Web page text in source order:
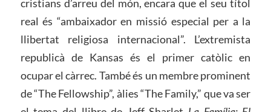
cristians d’arreu del món, encara que el seu títol
real és “ambaixador en missió especial per a la
llibertat religiosa internacional”. L’extremista
republicà de Kansas és el primer catòlic en
ocupar el càrrec. També és un membre prominent
de “The Fellowship”, àlies “The Family,” que va ser